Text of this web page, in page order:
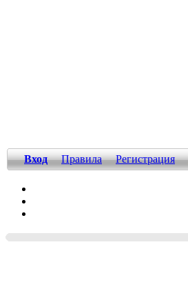
Вход Правила Регистрация